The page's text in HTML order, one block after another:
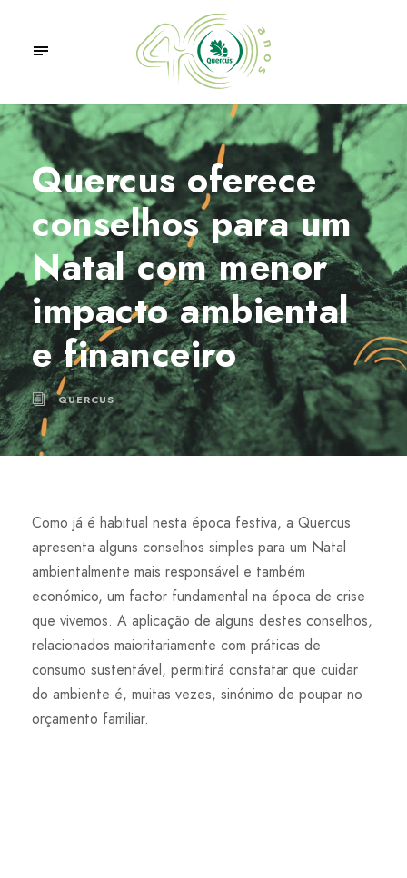
Quercus oferece
conselhos para um
Natal com menor
impacto ambiental
e financeiro
QUERCUS
Como já é habitual nesta época festiva, a Quercus
apresenta alguns conselhos simples para um Natal
ambientalmente mais responsável e também
económico, um factor fundamental na época de crise
que vivemos. A aplicação de alguns destes conselhos,
relacionados maioritariamente com práticas de
consumo sustentável, permitirá constatar que cuidar
do ambiente é, muitas vezes, sinónimo de poupar no
orçamento familiar.